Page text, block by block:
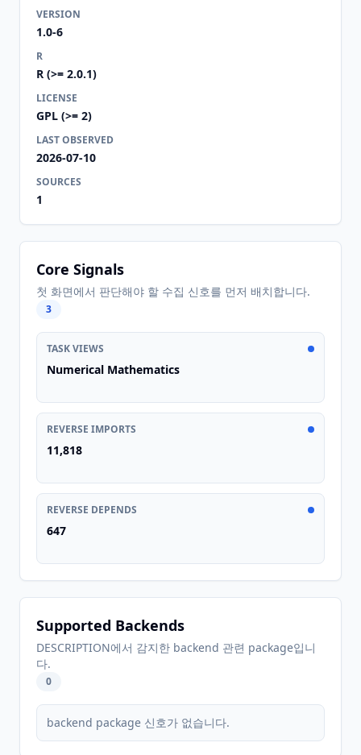
VERSION
1.0-6
R
R (>= 2.0.1)
LICENSE
GPL (>= 2)
LAST OBSERVED
2026-07-10
SOURCES
1
Core Signals
첫 화면에서 판단해야 할 수집 신호를 먼저 배치합니다.
3
TASK VIEWS
Numerical Mathematics
REVERSE IMPORTS
11,818
REVERSE DEPENDS
647
Supported Backends
DESCRIPTION에서 감지한 backend 관련 package입니
다.
0
backend package 신호가 없습니다.